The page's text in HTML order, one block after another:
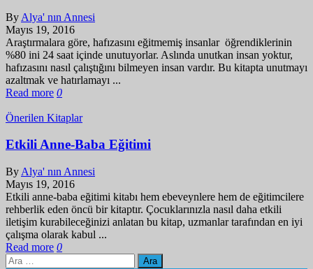
By Alya' nın Annesi
Mayıs 19, 2016
Araştırmalara göre, hafızasını eğitmemiş insanlar öğrendiklerinin
%80 ini 24 saat içinde unutuyorlar. Aslında unutkan insan yoktur,
hafızasını nasıl çalıştığını bilmeyen insan vardır. Bu kitapta unutmayı
azaltmak ve hatırlamayı ...
Read more 0
Önerilen Kitaplar
Etkili Anne-Baba Eğitimi
By Alya' nın Annesi
Mayıs 19, 2016
Etkili anne-baba eğitimi kitabı hem ebeveynlere hem de eğitimcilere
rehberlik eden öncü bir kitaptır. Çocuklarınızla nasıl daha etkili
iletişim kurabileceğinizi anlatan bu kitap, uzmanlar tarafından en iyi
çalışma olarak kabul ...
Read more 0
Arama: